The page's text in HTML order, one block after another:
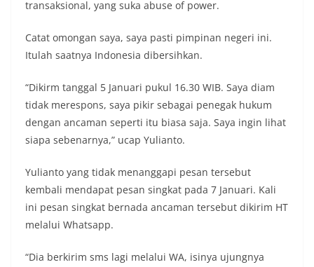
transaksional, yang suka abuse of power.
Catat omongan saya, saya pasti pimpinan negeri ini.
Itulah saatnya Indonesia dibersihkan.
“Dikirm tanggal 5 Januari pukul 16.30 WIB. Saya diam
tidak merespons, saya pikir sebagai penegak hukum
dengan ancaman seperti itu biasa saja. Saya ingin lihat
siapa sebenarnya,” ucap Yulianto.
Yulianto yang tidak menanggapi pesan tersebut
kembali mendapat pesan singkat pada 7 Januari. Kali
ini pesan singkat bernada ancaman tersebut dikirim HT
melalui Whatsapp.
“Dia berkirim sms lagi melalui WA, isinya ujungnya